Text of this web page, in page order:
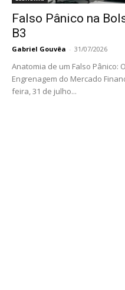
Falso Pânico na
B3
Gabriel Gouvêa - 31/07/2026
Anatomia de um Falso Pânico:
Engrenagem do Mercado
feira, 31 de julho...